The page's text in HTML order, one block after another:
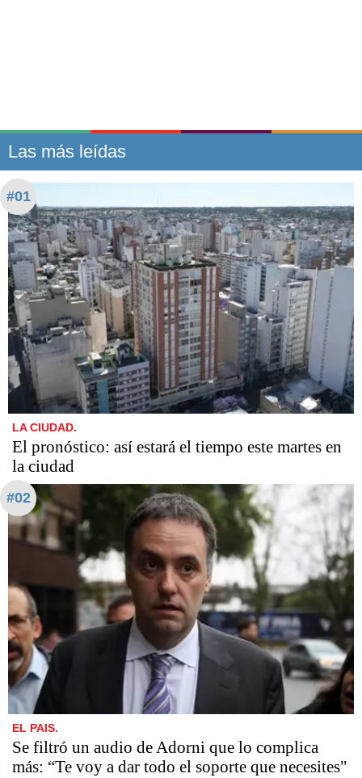
Las más leídas
#01
LA CIUDAD.
El pronóstico: así estará el tiempo este martes en
la ciudad
#02
EL PAIS.
Se filtró un audio de Adorni que lo complica
más: “Te voy a dar todo el soporte que necesites"